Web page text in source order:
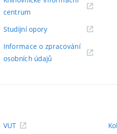
centrum
Studijní opory(externí
Informace o zpracování
osobních údajů(externí
VUT